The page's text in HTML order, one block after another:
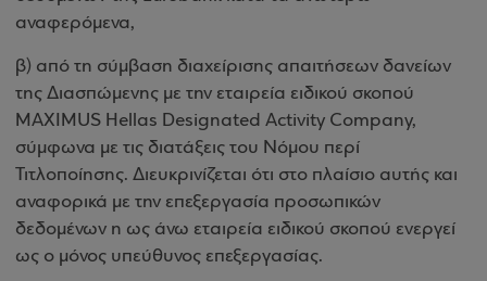
αναφερόμενα,
β) από τη σύμβαση διαχείρισης απαιτήσεων δανείων
της Διασπώμενης με την εταιρεία ειδικού σκοπού
MAXIMUS Hellas Designated Activity Company,
σύμφωνα με τις διατάξεις του Νόμου περί
Τιτλοποίησης. Διευκρινίζεται ότι στο πλαίσιο αυτής και
αναφορικά με την επεξεργασία προσωπικών
δεδομένων η ως άνω εταιρεία ειδικού σκοπού ενεργεί
ως ο μόνος υπεύθυνος επεξεργασίας.